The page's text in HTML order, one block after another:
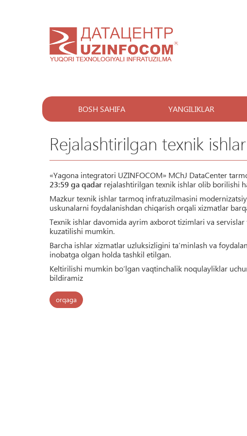
BOSH SAHIFA YANGILIKLAR
Rejalashtirilgan texnik ishlar
«Yagona integratori UZINFOCOM» MChJ DataCenter
23:59 ga qadar rejalashtirilgan texnik ishlar olib borilishi
Mazkur texnik ishlar tarmoq infratuzilmasini
uskunalarni foydalanishdan chiqarish orqali xizmatlar
Texnik ishlar davomida ayrim axborot tizimlari va
kuzatilishi mumkin.
Barcha ishlar xizmatlar uzluksizligini ta’minlash va
inobatga olgan holda tashkil etilgan.
Keltirilishi mumkin bo‘lgan vaqtinchalik noqulayliklar
bildiramiz
orqaga